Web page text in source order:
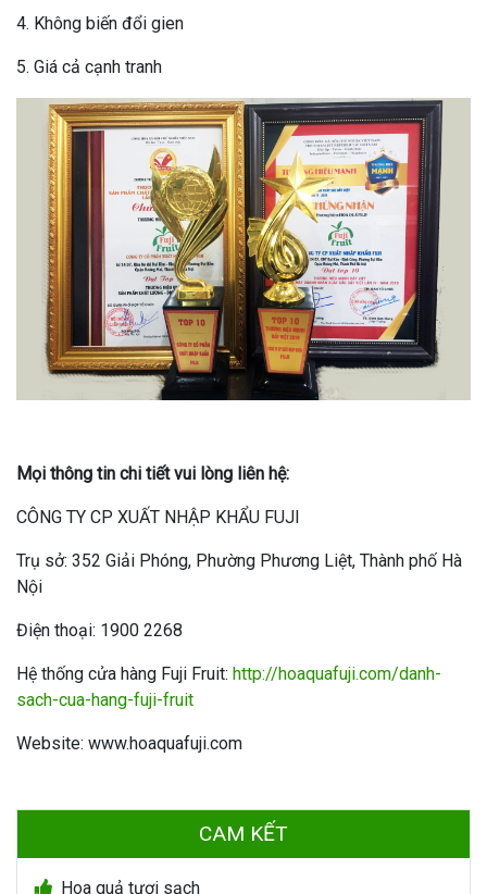
4. Không biến đổi gien
5. Giá cả cạnh tranh
Mọi thông tin chi tiết vui lòng liên hệ:
CÔNG TY CP XUẤT NHẬP KHẨU FUJI
Trụ sở: 352 Giải Phóng, Phường Phương Liệt, Thành phố Hà
Nội
Điện thoại: 1900 2268
Hệ thống cửa hàng Fuji Fruit: http://hoaquafuji.com/danh-
sach-cua-hang-fuji-fruit
Website: www.hoaquafuji.com
CAM KẾT
Hoa quả tươi sạch